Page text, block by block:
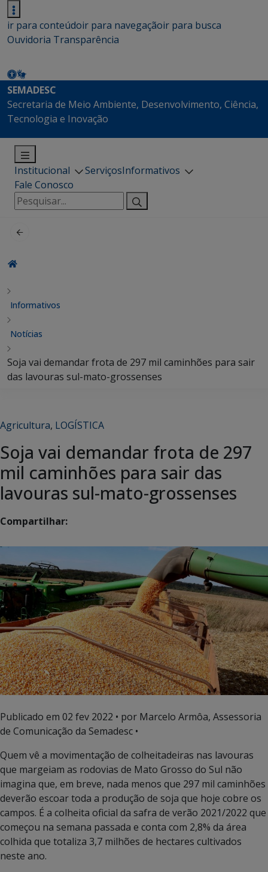
ir para conteúdoir para navegaçãoir para busca
Ouvidoria Transparência
SEMADESC
Secretaria de Meio Ambiente, Desenvolvimento, Ciência,
Tecnologia e Inovação
Institucional ServiçosInformativos
Fale Conosco
Pesquisar
por:
Informativos
Notícias
Soja vai demandar frota de 297 mil caminhões para sair
das lavouras sul-mato-grossenses
Agricultura, LOGÍSTICA
Soja vai demandar frota de 297
mil caminhões para sair das
lavouras sul-mato-grossenses
Compartilhar:
Publicado em 02 fev 2022 • por Marcelo Armôa, Assessoria
de Comunicação da Semadesc •
Quem vê a movimentação de colheitadeiras nas lavouras
que margeiam as rodovias de Mato Grosso do Sul não
imagina que, em breve, nada menos que 297 mil caminhões
deverão escoar toda a produção de soja que hoje cobre os
campos. É a colheita oficial da safra de verão 2021/2022 que
começou na semana passada e conta com 2,8% da área
colhida que totaliza 3,7 milhões de hectares cultivados
neste ano.